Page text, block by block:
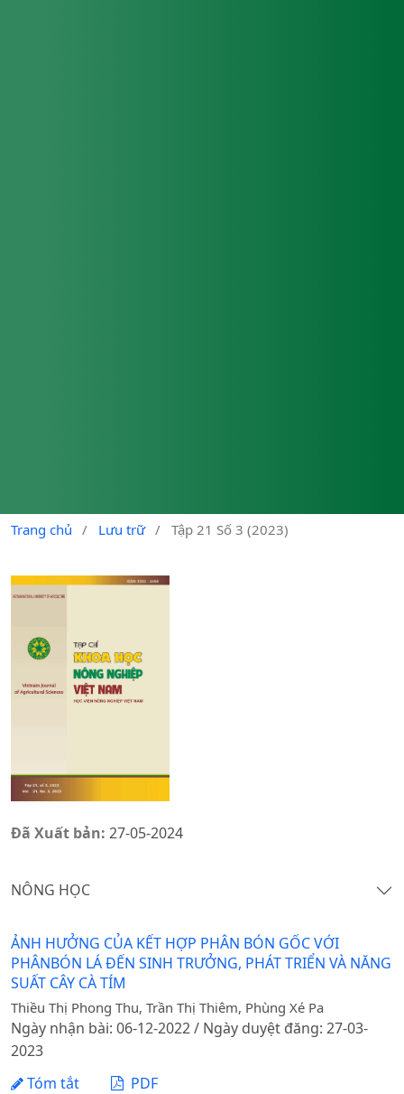
Trang chủ / Lưu trữ / Tập 21 Số 3 (2023)
Đã Xuất bản: 27-05-2024
NÔNG HỌC
ẢNH HƯỞNG CỦA KẾT HỢP PHÂN BÓN GỐC VỚI
PHÂNBÓN LÁ ĐẾN SINH TRƯỞNG, PHÁT TRIỂN VÀ NĂNG
SUẤT CÂY CÀ TÍM
Thiều Thị Phong Thu, Trần Thị Thiêm, Phùng Xé Pa
Ngày nhận bài: 06-12-2022 / Ngày duyệt đăng: 27-03-
2023
Tóm tắt
PDF